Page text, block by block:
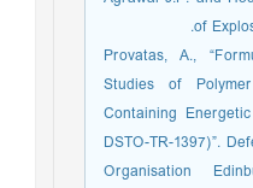
of
6. Provatas, A.,
Studies of
Containing
DSTO-TR-1397)”.
Organisation